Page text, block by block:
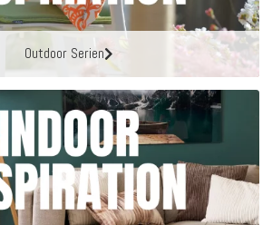
Outdoor Serien